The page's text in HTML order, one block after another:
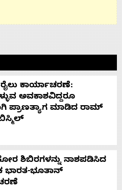
ಕಾರ್ಯಾಚರಣೆ:
ಅವಕಾಶವಿದ್ದರೂ
ಪ್ರಾಣತ್ಯಾಗ ಮಾಡಿದ ರಾಮ್
ಶಿಬಿರಗಳನ್ನು ನಾಶಪಡಿಸಿದ
ಭಾರತ-ಭೂತಾನ್